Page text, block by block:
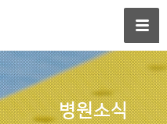
병원소식